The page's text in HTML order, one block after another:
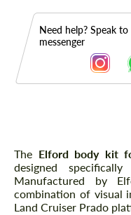
Need help? Speak
messenger
Описание
The Elford body kit
designed
Manufactured by
combination of visual
Land Cruiser Prado